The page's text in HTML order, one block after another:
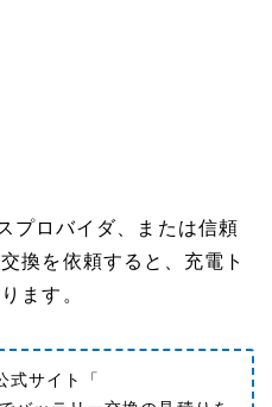
プロバイダ、または信頼
換を依頼すると、充電ト
ます。
式サイト「